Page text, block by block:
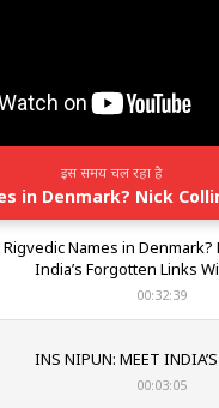
इस समय चल रहा है
Rigvedic Names in Denmark?
India’s Forgotten Links
00:32:39
INS NIPUN: MEET
00:03:05